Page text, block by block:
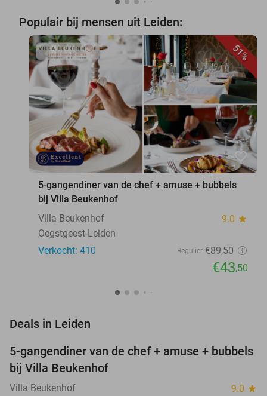
Populair bij mensen uit Leiden:
51%
favorite_border
5-gangendiner van de chef + amuse + bubbels
bij Villa Beukenhof
Villa Beukenhof
9.0 star
Oegstgeest-Leiden
Verkocht: 410
Regulier €89,50
€43,50
Deals in Leiden
51%
5-gangendiner van de chef + amuse + bubbels
bij Villa Beukenhof
Villa Beukenhof 9.0 star